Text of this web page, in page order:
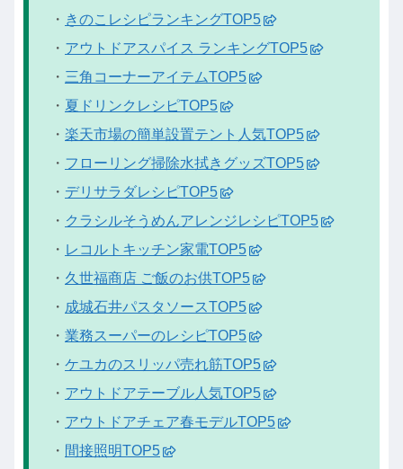
・ きのこレシピランキングTOP5
・ アウトドアスパイス ランキングTOP5
・ 三角コーナーアイテムTOP5
・ 夏ドリンクレシピTOP5
・ 楽天市場の簡単設置テント人気TOP5
・ フローリング掃除水拭きグッズTOP5
・ デリサラダレシピTOP5
・ クラシルそうめんアレンジレシピTOP5
・ レコルトキッチン家電TOP5
・ 久世福商店 ご飯のお供TOP5
・ 成城石井パスタソースTOP5
・ 業務スーパーのレシピTOP5
・ ケユカのスリッパ売れ筋TOP5
・ アウトドアテーブル人気TOP5
・ アウトドアチェア春モデルTOP5
・ 間接照明TOP5